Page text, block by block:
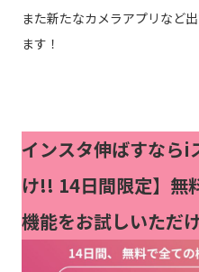
また新たなカメラアプリなど
ます！
インスタ伸ばすならi
け!! 14日間限定】無
機能をお試しいただ